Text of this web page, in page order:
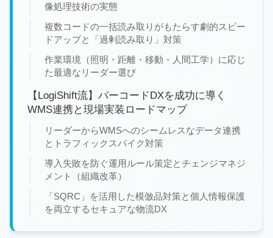
像処理技術の実態
複数コードの一括読み取りがもたらす劇的スピー
ドアップと「過剰読み取り」対策
作業環境（照明・距離・移動・人間工学）に応じ
た最適なリーダー選び
【LogiShift流】バーコードDXを成功に導く
WMS連携と現場実装ロードマップ
リーダーからWMSへのシームレスなデータ連携
とトラフィックスパイク対策
導入失敗を防ぐ運用ルール策定とチェンジマネジ
メント（組織改革）
「SQRC」を活用した模倣品対策と個人情報保護
を両立するセキュアな物流DX